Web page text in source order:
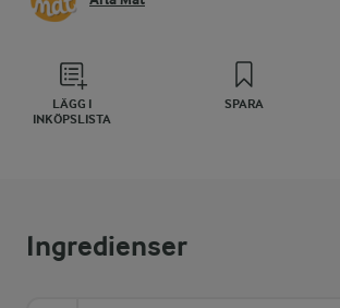
LÄGG I
INKÖPSLISTA
SPARA
Ingredienser